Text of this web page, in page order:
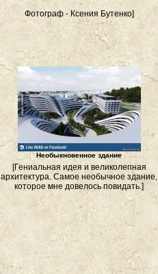
Фотограф - Ксения Бутенко]
Необыкновенное здание
[Гениальная идея и великолепная
архитектура. Самое необычное здание,
которое мне довелось повидать.]